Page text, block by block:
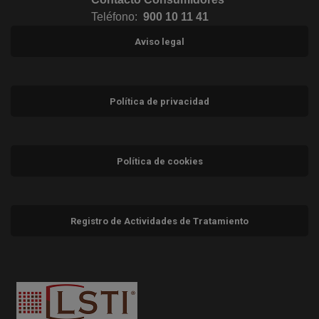
Teléfono: 900 10 11 41
Aviso legal
Política de privacidad
Política de cookies
Registro de Actividades de Tratamiento